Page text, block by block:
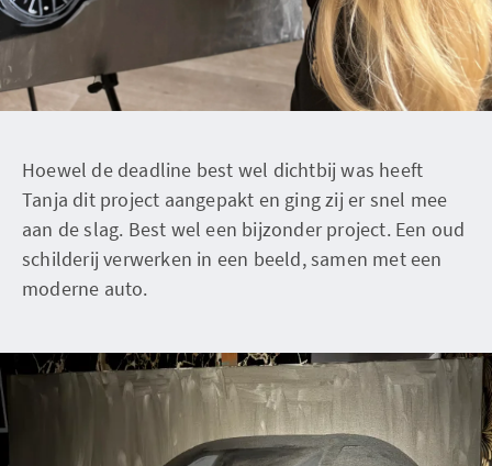
Hoewel de deadline best wel dichtbij was heeft
Tanja dit project aangepakt en ging zij er snel mee
aan de slag. Best wel een bijzonder project. Een oud
schilderij verwerken in een beeld, samen met een
moderne auto.